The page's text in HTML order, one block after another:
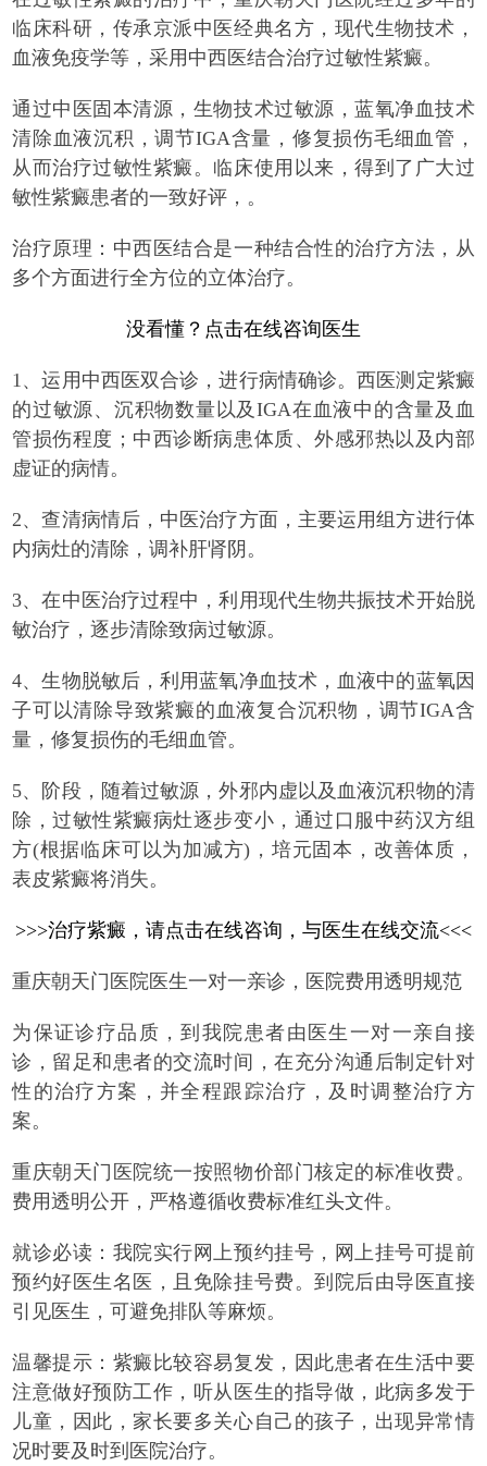
临床科研，传承京派中医经典名方，现代生物技术，
血液免疫学等，采用中西医结合治疗过敏性紫癜。
通过中医固本清源，生物技术过敏源，蓝氧净血技术
清除血液沉积，调节IGA含量，修复损伤毛细血管，
从而治疗过敏性紫癜。临床使用以来，得到了广大过
敏性紫癜患者的一致好评，。
治疗原理：中西医结合是一种结合性的治疗方法，从
多个方面进行全方位的立体治疗。
没看懂？点击在线咨询医生
1、运用中西医双合诊，进行病情确诊。西医测定紫癜
的过敏源、沉积物数量以及IGA在血液中的含量及血
管损伤程度；中西诊断病患体质、外感邪热以及内部
虚证的病情。
2、查清病情后，中医治疗方面，主要运用组方进行体
内病灶的清除，调补肝肾阴。
3、在中医治疗过程中，利用现代生物共振技术开始脱
敏治疗，逐步清除致病过敏源。
4、生物脱敏后，利用蓝氧净血技术，血液中的蓝氧因
子可以清除导致紫癜的血液复合沉积物，调节IGA含
量，修复损伤的毛细血管。
5、阶段，随着过敏源，外邪内虚以及血液沉积物的清
除，过敏性紫癜病灶逐步变小，通过口服中药汉方组
方(根据临床可以为加减方)，培元固本，改善体质，
表皮紫癜将消失。
>>>治疗紫癜，请点击在线咨询，与医生在线交流<<<
重庆朝天门医院医生一对一亲诊，医院费用透明规范
为保证诊疗品质，到我院患者由医生一对一亲自接
诊，留足和患者的交流时间，在充分沟通后制定针对
性的治疗方案，并全程跟踪治疗，及时调整治疗方
案。
重庆朝天门医院统一按照物价部门核定的标准收费。
费用透明公开，严格遵循收费标准红头文件。
就诊必读： 我院实行网上预约挂号，网上挂号可提前
预约好医生名医，且免除挂号费。到院后由导医直接
引见医生，可避免排队等麻烦。
温馨提示： 紫癜比较容易复发，因此患者在生活中要
注意做好预防工作，听从医生的指导做，此病多发于
儿童，因此，家长要多关心自己的孩子，出现异常情
况时要及时到医院治疗。